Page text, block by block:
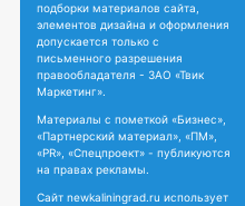
подборки материалов сайта,
элементов дизайна и оформления
допускается только с
письменного разрешения
правообладателя - ЗАО «Твик
Маркетинг».
Материалы с пометкой «Бизнес»,
«Партнерский материал», «ПМ»,
«PR», «Спецпроект» - публикуются
на правах рекламы.
Сайт newkaliningrad.ru использует